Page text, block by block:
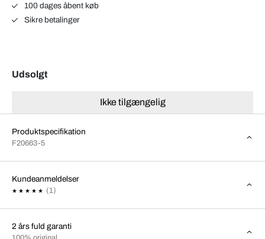
100 dages åbent køb
Sikre betalinger
Udsolgt
Ikke tilgængelig
Produktspecifikation
F20663-5
Kundeanmeldelser
(1)
2 års fuld garanti